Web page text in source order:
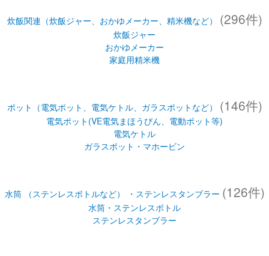
炊飯関連（炊飯ジャー、おかゆメーカー、精米機など） (296件)
炊飯ジャー
おかゆメーカー
家庭用精米機
ポット（電気ポット、電気ケトル、ガラスポットなど） (146件)
電気ポット(VE電気まほうびん、電動ポット等)
電気ケトル
ガラスポット・マホービン
水筒 （ステンレスボトルなど） ・ステンレスタンブラー (126件)
水筒・ステンレスボトル
ステンレスタンブラー